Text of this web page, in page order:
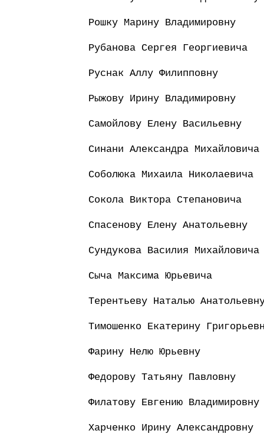
Рошку Марину Владимировну
Рубанова Сергея Георгиевича
Руснак Аллу Филипповну
Рыжову Ирину Владимировну
Самойлову Елену Васильевну
Синани Александра Михайловича
Соболюка Михаила Николаевича
Сокола Виктора Степановича
Спасенову Елену Анатольевну
Сундукова Василия Михайловича
Сыча Максима Юрьевича
Терентьеву Наталью
Тимошенко Екатерину
Фарину Нелю Юрьевну
Федорову Татьяну Павловну
Филатову Евгению Владимировну
Харченко Ирину Александровну